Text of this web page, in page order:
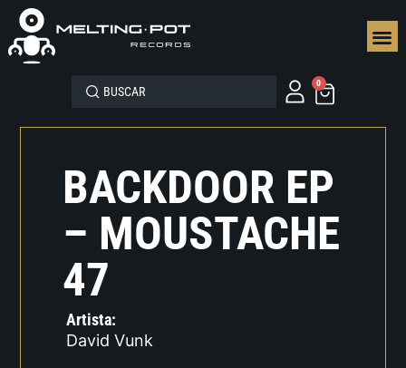
0
BACKDOOR EP
– MOUSTACHE
47
Artista:
David Vunk